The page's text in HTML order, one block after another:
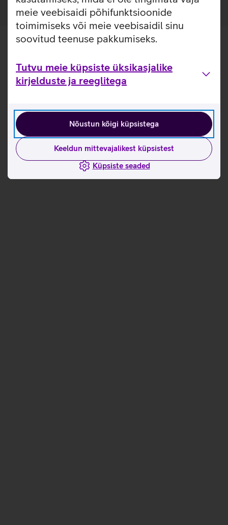
meie veebisaidi põhifunktsioonide
toimimiseks või meie veebisaidil sinu
soovitud teenuse pakkumiseks.
Tutvu meie küpsiste üksikasjalike
kirjelduste ja reeglitega
Nõustun kõigi küpsistega
Keeldun mittevajalikest küpsistest
Küpsiste seaded